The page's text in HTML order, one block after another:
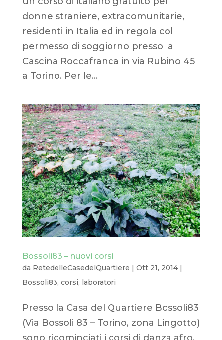
donne straniere, extracomunitarie,
residenti in Italia ed in regola col
permesso di soggiorno presso la
Cascina Roccafranca in via Rubino 45
a Torino. Per le...
Bossoli83 – nuovi corsi
da RetedelleCasedelQuartiere Ott 21, 2014|
Bossoli83, corsi, laboratori
Presso la Casa del Quartiere Bossoli83
(Via Bossoli 83 – Torino, zona Lingotto)
sono ricominciati i corsi di danza afro,